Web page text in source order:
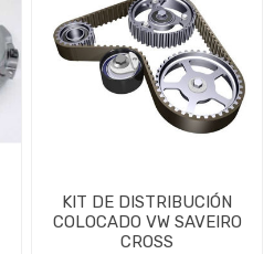
KIT DE DISTRIBUCIÓN
COLOCADO VW SAVEIRO
CROSS